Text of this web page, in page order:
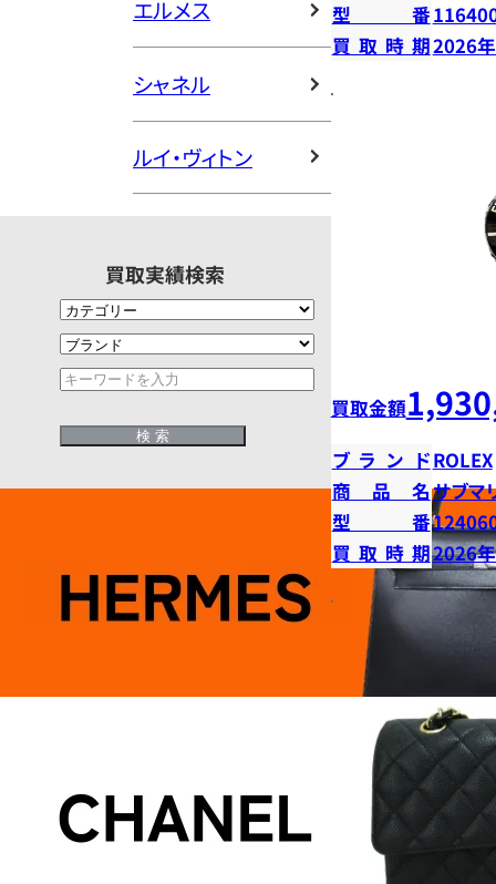
エルメス
シャネル
ルイ・ヴィトン
買取実績検索
型番
買取時期2026
買取金額
ブランドROLEX
商品名サブマ
型番
買取時期2026